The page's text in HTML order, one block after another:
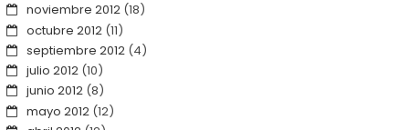
noviembre 2012(18)
octubre 2012(11)
septiembre 2012(4)
julio 2012(10)
junio 2012(8)
mayo 2012(12)